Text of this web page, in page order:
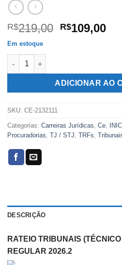
R$219,00 O
R$219,00.
R$109,00O
Em estoque
TRIBUNAIS (TÉCNICO
ADICIONAR AO
SKU: CE-2132111
Categorias: Carreiras Jurídicas, Ce,
Procuradorias, TJ / STJ, TRFs,
DESCRIÇÃO
RATEIO TRIBUNAIS
REGULAR 2026.2